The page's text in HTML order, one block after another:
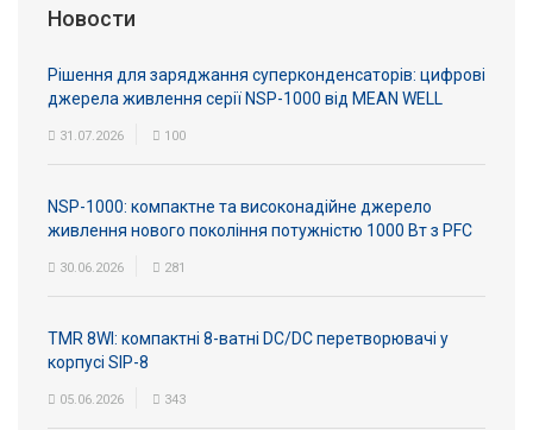
Новости
Рішення для заряджання суперконденсаторів: цифрові
джерела живлення серії NSP-1000 від MEAN WELL
31.07.2026 100
NSP-1000: компактне та високонадійне джерело
живлення нового покоління потужністю 1000 Вт з PFC
30.06.2026 281
TMR 8WI: компактні 8-ватні DC/DC перетворювачі у
корпусі SIP-8
05.06.2026 343